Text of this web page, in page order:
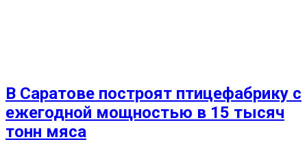
В Саратове построят птицефабрику с
ежегодной мощностью в 15 тысяч
тонн мяса